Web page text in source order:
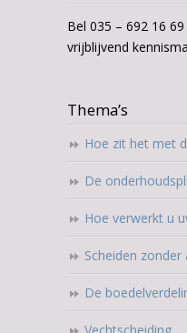
Bel 035 – 692 16
vrijblijvend
Thema’s
Hoe zit het met
De
Hoe verwerkt u
Scheiden
De